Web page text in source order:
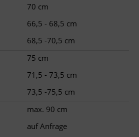
70 cm
66,5 - 68,5 cm
68,5 -70,5 cm
75 cm
71,5 - 73,5 cm
73,5 -75,5 cm
max. 90 cm
auf Anfrage